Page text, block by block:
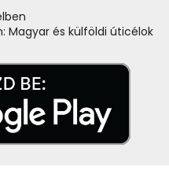
Magyar és külföldi úticélok